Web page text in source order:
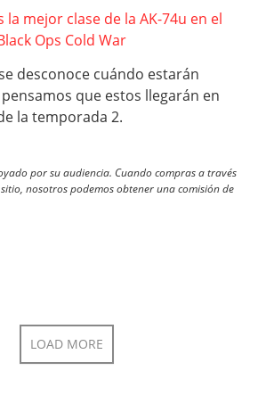
la mejor clase de la AK-74u en el
Ops Cold War
desconoce cuándo estarán
que estos llegarán en
la temporada 2.
por su audiencia. Cuando compras a través
nosotros podemos obtener una comisión de
LOAD MORE